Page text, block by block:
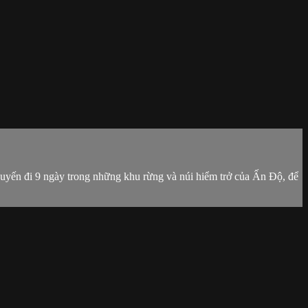
đi 9 ngày trong những khu rừng và núi hiểm trở của Ấn Độ, để